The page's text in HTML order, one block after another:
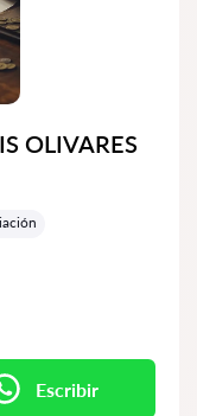
OLIVARES
Escribir